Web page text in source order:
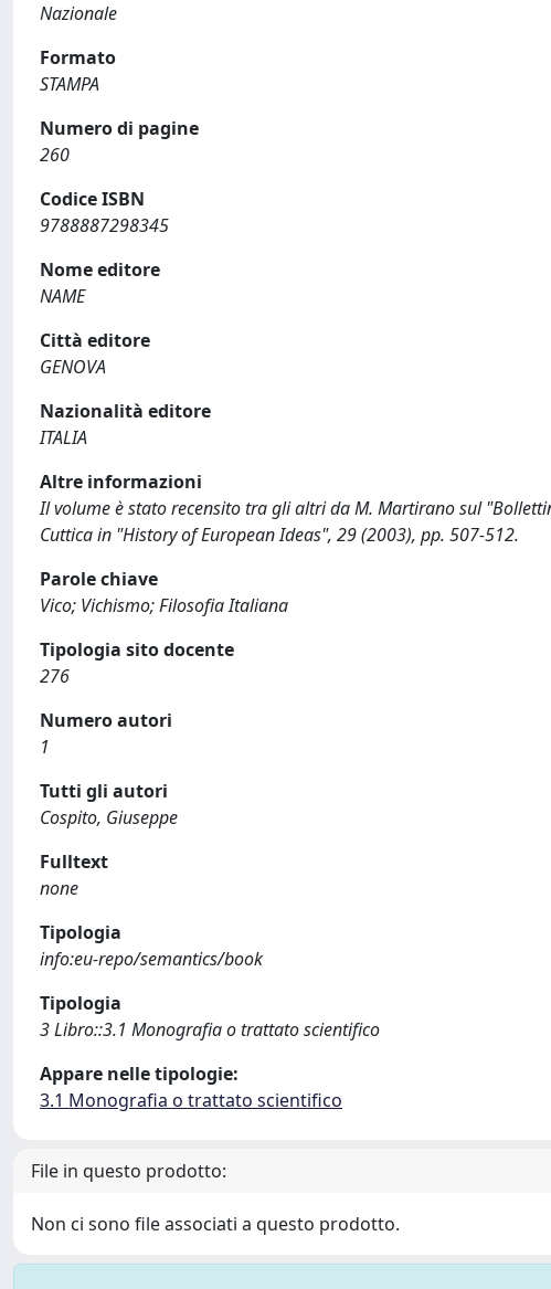
Nazionale
Formato
STAMPA
Numero di pagine
260
Codice ISBN
9788887298345
Nome editore
NAME
Città editore
GENOVA
Nazionalità editore
ITALIA
Altre informazioni
Il volume è stato recensito tra gli altri da M. Martirano sul
Cuttica in "History of European Ideas", 29 (2003), pp. 507-512.
Parole chiave
Vico; Vichismo; Filosofia Italiana
Tipologia sito docente
276
Numero autori
1
Tutti gli autori
Cospito, Giuseppe
Fulltext
none
Tipologia
info:eu-repo/semantics/book
Tipologia
3 Libro::3.1 Monografia o trattato scientifico
Appare nelle tipologie:
3.1 Monografia o trattato scientifico
File in questo prodotto:
Non ci sono file associati a questo prodotto.